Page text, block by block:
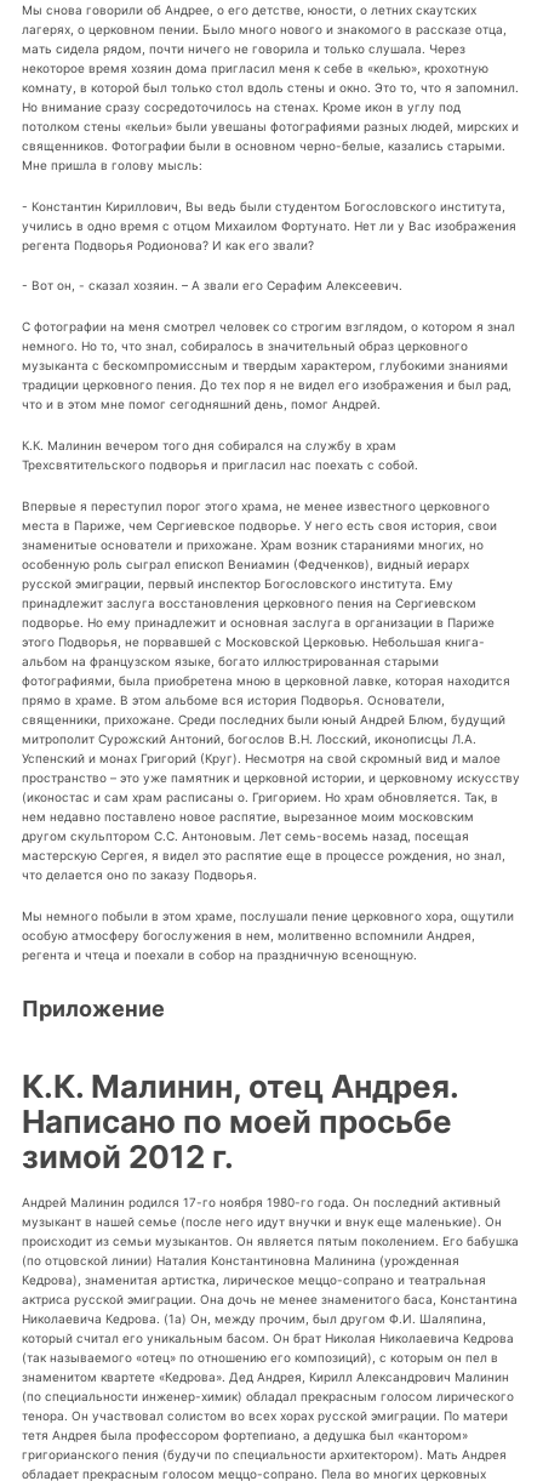
Мы снова говорили об Андрее, о его детстве, юности, о летних скаутских
лагерях, о церковном пении. Было много нового и знакомого в рассказе отца,
мать сидела рядом, почти ничего не говорила и только слушала. Через
некоторое время хозяин дома пригласил меня к себе в «келью», крохотную
комнату, в которой был только стол вдоль стены и окно. Это то, что я запомнил.
Но внимание сразу сосредоточилось на стенах. Кроме икон в углу под
потолком стены «кельи» были увешаны фотографиями разных людей, мирских и
священников. Фотографии были в основном черно-белые, казались старыми.
Мне пришла в голову мысль:
- Константин Кириллович, Вы ведь были студентом Богословского института,
учились в одно время с отцом Михаилом Фортунато. Нет ли у Вас изображения
регента Подворья Родионова? И как его звали?
- Вот он, - сказал хозяин. – А звали его Серафим Алексеевич.
С фотографии на меня смотрел человек со строгим взглядом, о котором я знал
немного. Но то, что знал, собиралось в значительный образ церковного
музыканта с бескомпромиссным и твердым характером, глубокими знаниями
традиции церковного пения. До тех пор я не видел его изображения и был рад,
что и в этом мне помог сегодняшний день, помог Андрей.
К.К. Малинин вечером того дня собирался на службу в храм
Трехсвятительского подворья и пригласил нас поехать с собой.
Впервые я переступил порог этого храма, не менее известного церковного
места в Париже, чем Сергиевское подворье. У него есть своя история, свои
знаменитые основатели и прихожане. Храм возник стараниями многих, но
особенную роль сыграл епископ Вениамин (Федченков), видный иерарх
русской эмиграции, первый инспектор Богословского института. Ему
принадлежит заслуга восстановления церковного пения на Сергиевском
подворье. Но ему принадлежит и основная заслуга в организации в Париже
этого Подворья, не порвавшей с Московской Церковью. Небольшая книга-
альбом на французском языке, богато иллюстрированная старыми
фотографиями, была приобретена мною в церковной лавке, которая находится
прямо в храме. В этом альбоме вся история Подворья. Основатели,
священники, прихожане. Среди последних были юный Андрей Блюм, будущий
митрополит Сурожский Антоний, богослов В.Н. Лосский, иконописцы Л.А.
Успенский и монах Григорий (Круг). Несмотря на свой скромный вид и малое
пространство – это уже памятник и церковной истории, и церковному искусству
(иконостас и сам храм расписаны о. Григорием. Но храм обновляется. Так, в
нем недавно поставлено новое распятие, вырезанное моим московским
другом скульптором С.С. Антоновым. Лет семь-восемь назад, посещая
мастерскую Сергея, я видел это распятие еще в процессе рождения, но знал,
что делается оно по заказу Подворья.
Мы немного побыли в этом храме, послушали пение церковного хора, ощутили
особую атмосферу богослужения в нем, молитвенно вспомнили Андрея,
регента и чтеца и поехали в собор на праздничную всенощную.
Приложение
К.К. Малинин, отец Андрея.
Написано по моей просьбе
зимой 2012 г.
Андрей Малинин родился 17-го ноября 1980-го года. Он последний активный
музыкант в нашей семье (после него идут внучки и внук еще маленькие). Он
происходит из семьи музыкантов. Он является пятым поколением. Его бабушка
(по отцовской линии) Наталия Константиновна Малинина (урожденная
Кедрова), знаменитая артистка, лирическое меццо-сопрано и театральная
актриса русской эмиграции. Она дочь не менее знаменитого баса, Константина
Николаевича Кедрова. (1а) Он, между прочим, был другом Ф.И. Шаляпина,
который считал его уникальным басом. Он брат Николая Николаевича Кедрова
(так называемого «отец» по отношению его композиций), с которым он пел в
знаменитом квартете «Кедрова». Дед Андрея, Кирилл Александрович Малинин
(по специальности инженер-химик) обладал прекрасным голосом лирического
тенора. Он участвовал солистом во всех хорах русской эмиграции. По матери
тетя Андрея была профессором фортепиано, а дедушка был «кантором»
григорианского пения (будучи по специальности архитектором). Мать Андрея
обладает прекрасным голосом меццо-сопрано. Пела во многих церковных